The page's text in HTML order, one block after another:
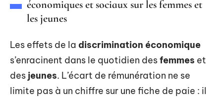
économiques et sociaux sur les femmes et
les jeunes
Les effets de la discrimination économique
s’enracinent dans le quotidien desfemmes et
des jeunes. L’écart de rémunération ne se
limite pas à un chiffre sur une fiche de paie : il